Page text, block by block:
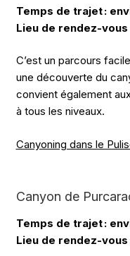
Temps de trajet :
Lieu de rendez-
C’est un parcours
une découverte du
convient également
à tous les niveaux.
Canyoning dans le
Canyon de
Temps de trajet :
Lieu de rendez-vous